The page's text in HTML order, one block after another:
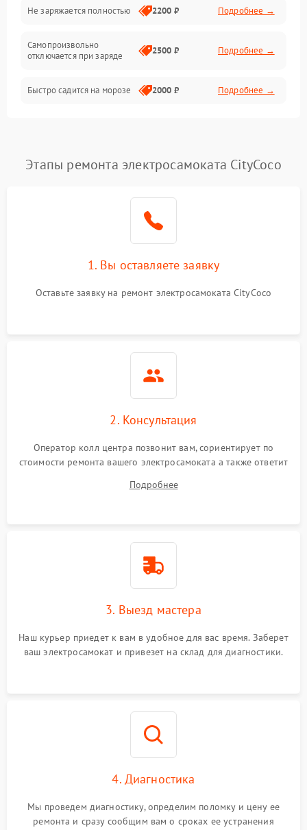
Не заряжается полностью 2200 ₽ Подробнее →
Самопроизвольно
отключается при заряде
2500 ₽ Подробнее →
Быстро садится на морозе 2000 ₽ Подробнее →
Этапы ремонта электросамоката CityCoco
1. Вы оставляете заявку
Оставьте заявку на ремонт электросамоката CityCoco
2. Консультация
Оператор колл центра позвонит вам, сориентирует по
стоимости ремонта вашего электросамоката а также ответит
Подробнее
3. Выезд мастера
Наш курьер приедет к вам в удобное для вас время. Заберет
ваш электросамокат и привезет на склад для диагностики.
4. Диагностика
Мы проведем диагностику, определим поломку и цену ее
ремонта и сразу сообщим вам о сроках ее устранения